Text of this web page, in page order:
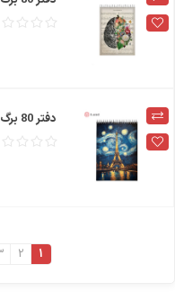
دفتر 80 برگ نئوپک طرح ونگوگ سایز A4
1
2